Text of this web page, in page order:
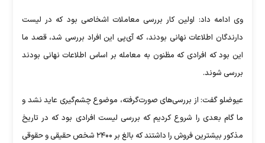
وی ادامه داد: اولین کار بررسی معاملات اشخاصی بود که در لیست
دارندگان اطلاعات نهانی بودند، که آی‌پی این افراد بررسی شد، قصد ما
این بود که افرادی که مظنون به معامله بر اساس اطلاعات نهانی بودند
بررسی شوند.
عیوضلو گفت: از بررسی‌های صورت‌گرفته، موضوع چشم‌گیری عاید نشد و
ما گام بعدی را شروع کردیم که بررسی لیست افرادی بود که در تاریخ
مذکور بیشترین فروش را داشتند که بالغ بر ۲۴۰۰ شخص حقیقی و حقوقی